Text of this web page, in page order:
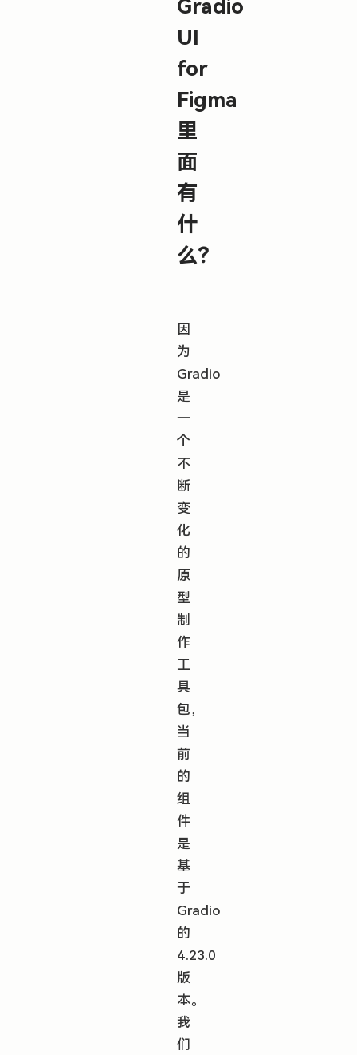
Gradio
UI
for
Figma
里
面
有
什
么？
因
为
Gradio
是
一
个
不
断
变
化
的
原
型
制
作
工
具
包，
当
前
的
组
件
是
基
于
Gradio
的
4.23.0
版
本。
我
们